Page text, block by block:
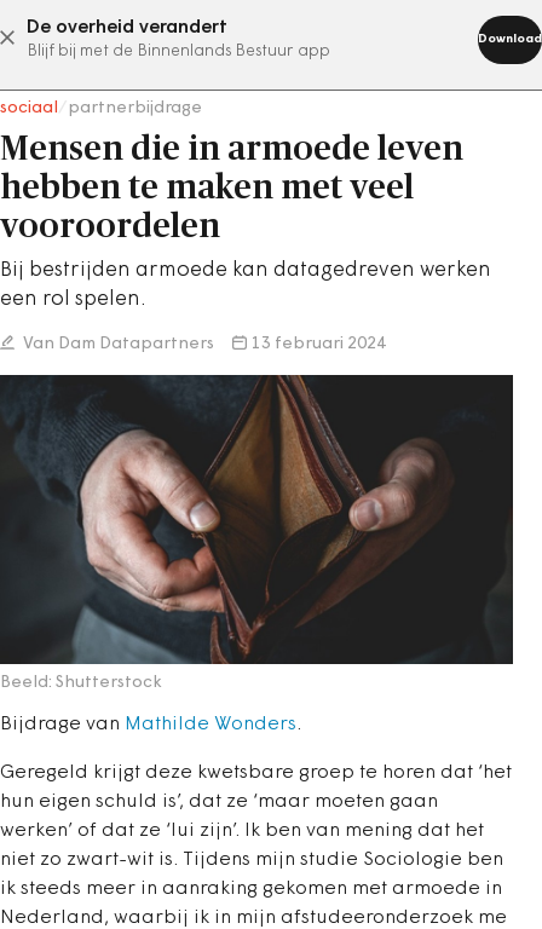
De overheid verandert
Blijf bij met de Binnenlands Bestuur app
Download
abonneer nu
sociaal partnerbijdrage
Mensen die in armoede leven
hebben te maken met veel
vooroordelen
Bij bestrijden armoede kan datagedreven werken
een rol spelen.
Van Dam Datapartners 13 februari 2024
Beeld: Shutterstock
Bijdrage van Mathilde Wonders.
Geregeld krijgt deze kwetsbare groep te horen dat ‘het
hun eigen schuld is’, dat ze ‘maar moeten gaan
werken’ of dat ze ‘lui zijn’. Ik ben van mening dat het
niet zo zwart-wit is. Tijdens mijn studie Sociologie ben
ik steeds meer in aanraking gekomen met armoede in
Nederland, waarbij ik in mijn afstudeeronderzoek me